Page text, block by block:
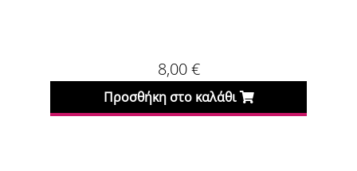
8,00€
Προσθήκη στο καλάθι